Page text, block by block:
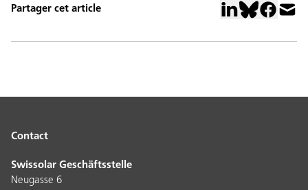
Partager cet article
Contact
Swissolar Geschäftsstelle
Neugasse 6